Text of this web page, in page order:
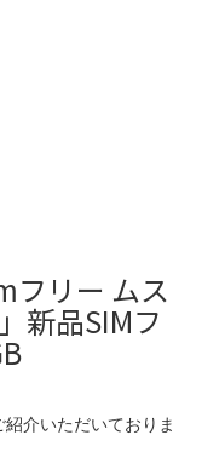
フリー ムス
新品SIMフ
介いただいておりま